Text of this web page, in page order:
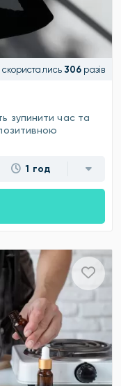
скористались 306 разів
зупинити час та
1 год